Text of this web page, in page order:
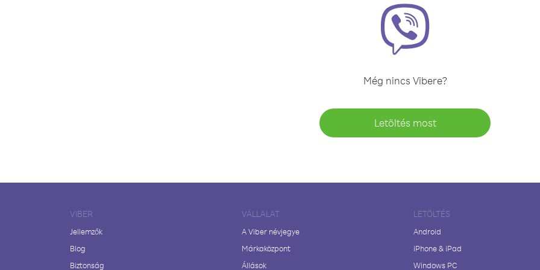
Még nincs Vibere?
Letöltés most
VIBER
Jellemzők
Blog
Biztonság
VÁLLALAT
A Viber névjegye
Márkaközpont
Állások
LETÖLTÉS
Android
iPhone & iPad
Windows PC